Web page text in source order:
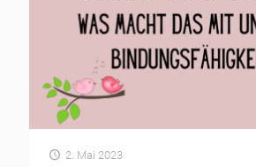
2. Mai 2023